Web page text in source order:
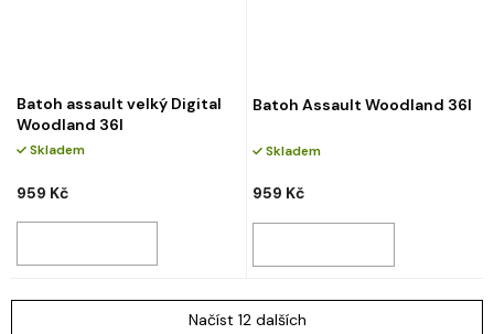
Batoh assault velký Digital
Woodland 36l
Skladem
959 Kč
Batoh Assault Woodland 36l
Skladem
959 Kč
Načíst 12 dalších